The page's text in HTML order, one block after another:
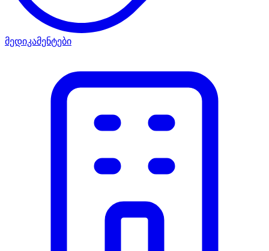
მედიკამენტები